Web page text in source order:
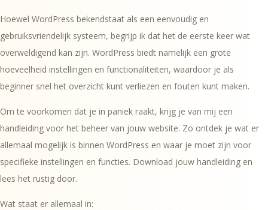
Hoewel WordPress bekendstaat als een eenvoudig en
gebruiksvriendelijk systeem, begrijp ik dat het de eerste keer wat
overweldigend kan zijn. WordPress biedt namelijk een grote
hoeveelheid instellingen en functionaliteiten, waardoor je als
beginner snel het overzicht kunt verliezen en fouten kunt maken.
Om te voorkomen dat je in paniek raakt, krijg je van mij een
handleiding voor het beheer van jouw website. Zo ontdek je wat er
allemaal mogelijk is binnen WordPress en waar je moet zijn voor
specifieke instellingen en functies. Download jouw handleiding en
lees het rustig door.
Wat staat er allemaal in: